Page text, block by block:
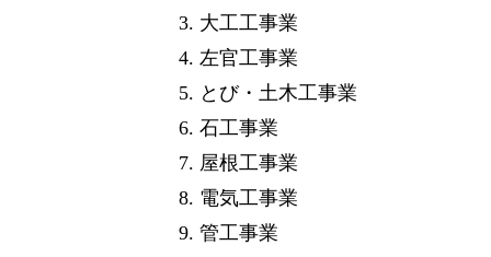
大工工事業
左官工事業
とび・土木工事業
石工事業
屋根工事業
電気工事業
管工事業